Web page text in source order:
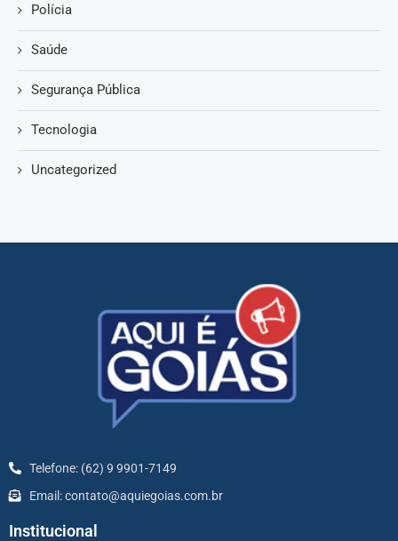
Polícia
Saúde
Segurança Pública
Tecnologia
Uncategorized
Telefone: (62) 9 9901-7149
Email: contato@aquiegoias.com.br
Institucional